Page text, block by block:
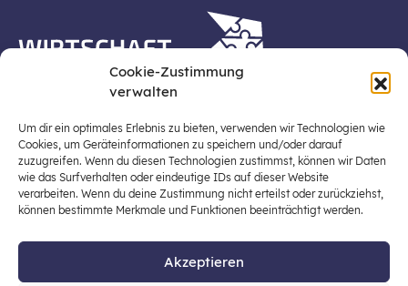
Cookie-Zustimmung
verwalten
Um dir ein optimales Erlebnis zu bieten, verwenden wir Technologien wie
Cookies, um Geräteinformationen zu speichern und/oder darauf
zuzugreifen. Wenn du diesen Technologien zustimmst, können wir Daten
wie das Surfverhalten oder eindeutige IDs auf dieser Website
verarbeiten. Wenn du deine Zustimmung nicht erteilst oder zurückziehst,
können bestimmte Merkmale und Funktionen beeinträchtigt werden.
Akzeptieren
Stiftung für Wirtschaftsbildung, Österreichs zentraler
Plattform für die Stärkung und Verbreiterung einer
lebensweltbezogenen und verantwortungsvollen
Wirtschaftsbildung in der schulischen Allgemeinbildung
(Fokus: Sekundarstufe I).